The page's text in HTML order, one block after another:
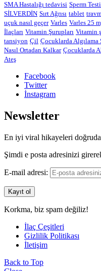
SMA Hastalığı tedavisi Sperm
SİLVERDİN Sırt Ağrısı tablet
uçuk nasıl geçer Varles Varles 25
İlaçları Vitamin Şurupları Vitamin
tansiyon Çil Çocuklarda Algılama
Nasıl Ortadan Kalkar Çocuklarda
Ateş
Facebook
Twitter
İnstagram
Newsletter
En iyi viral hikayeleri
Şimdi e posta adresinizi
E-mail adresi:
Korkma, biz spam değiliz!
İlaç Çeşitleri
Gizlilik Politikası
İletişim
Back to Top